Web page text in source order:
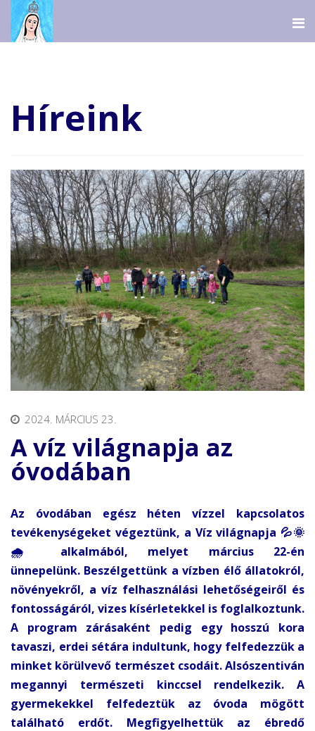
Híreink
2024. MÁRCIUS 23.
A víz világnapja az
óvodában
Az óvodában egész héten vízzel kapcsolatos
tevékenységeket végeztünk, a Víz világnapja 💦🌞
🌧 alkalmából, melyet március 22-én
ünnepelünk. Beszélgettünk a vízben élő állatokról,
növényekről, a víz felhasználási lehetőségeiről és
fontosságáról, vizes kísérletekkel is foglalkoztunk.
A program zárásaként pedig egy hosszú kora
tavaszi, erdei sétára indultunk, hogy felfedezzük a
minket körülvevő természet csodáit. Alsószentiván
megannyi természeti kinccsel rendelkezik. A
gyermekekkel felfedeztük az óvoda mögött
található erdőt. Megfigyelhettük az ébredő